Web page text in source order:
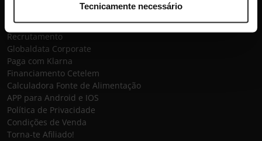
Tecnicamente necessário
Perguntas Frequentes
Promessas
Recrutamento
Globaldata Corporate
Paga com Klarna
Financiamento Cetelem
Calculadora Fonte de Alimentação
APP para Android e IOS
Política de Privacidade
Condições de Venda
Torna-te Afiliado!